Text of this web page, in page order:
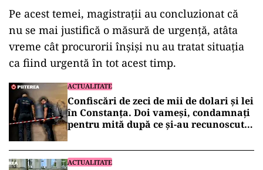
Pe acest temei, magistrații au concluzionat că
nu se mai justifică o măsură de urgență, atâta
vreme cât procurorii înșiși nu au tratat situația
ca fiind urgentă în tot acest timp.
ACTUALITATE
Confiscări de zeci de mii de dolari și lei
în Constanța. Doi vameși, condamnați
pentru mită după ce și-au recunoscut
ACTUALITATE